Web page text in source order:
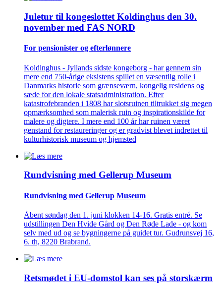
Juletur til kongeslottet Koldinghus den 30.
november med FAS NORD
For pensionister og efterlønnere
Koldinghus - Jyllands sidste kongeborg - har gennem sin
mere end 750-årige eksistens spillet en væsentlig rolle i
Danmarks historie som grænseværn, kongelig residens og
sæde for den lokale statsadministration. Efter
katastrofebranden i 1808 har slotsruinen tiltrukket sig megen
opmærksomhed som malerisk ruin og inspirationskilde for
malere og digtere. I mere end 100 år har ruinen været
genstand for restaureringer og er gradvist blevet indrettet til
kulturhistorisk museum og hjemsted
Rundvisning med Gellerup Museum
Rundvisning med Gellerup Museum
Åbent søndag den 1. juni klokken 14-16. Gratis entré. Se
udstillingen Den Hvide Gård og Den Røde Lade - og kom
selv med ud og se bygningerne på guidet tur. Gudrunsvej 16,
6. th, 8220 Brabrand.
Retsmødet i EU-domstol kan ses på storskærm